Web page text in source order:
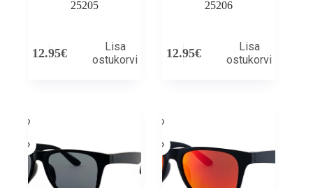
25205
12.95€
Lisa
ostukorvi
25206
12.95€
Lisa
ostukorvi